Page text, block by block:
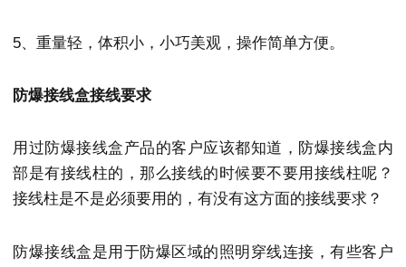
5、重量轻，体积小，小巧美观，操作简单方便。
防爆接线盒接线要求
用过防爆接线盒产品的客户应该都知道，防爆接线盒内
部是有接线柱的，那么接线的时候要不要用接线柱呢？
接线柱是不是必须要用的，有没有这方面的接线要求？
防爆接线盒是用于防爆区域的照明穿线连接，有些客户